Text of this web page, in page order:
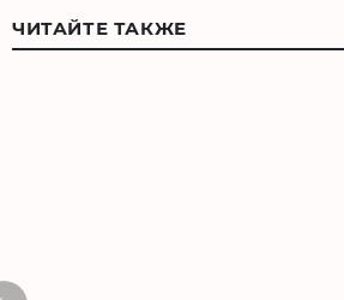
ЧИТАЙТЕ ТАКЖЕ